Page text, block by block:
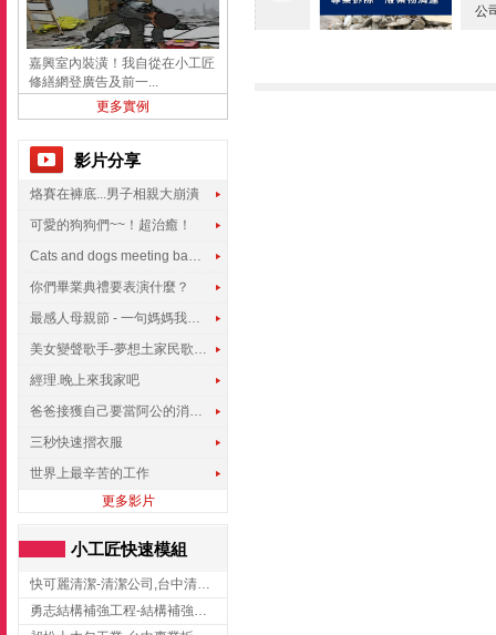
嘉興室內裝潢！我自從在小工匠
修繕網登廣告及前一...
更多實例
影片分享
烙賽在褲底...男子相親大崩潰
可愛的狗狗們~~！超治癒！
Cats and dogs meeting babies for the first time
你們畢業典禮要表演什麼？
最感人母親節 - 一句媽媽我愛你
美女變聲歌手-夢想土家民歌傳遍世界
經理.晚上來我家吧
爸爸接獲自己要當阿公的消息，反應史上最可愛!!!
三秒快速摺衣服
世界上最辛苦的工作
更多影片
小工匠快速模組
快可麗清潔-清潔公司,台中清潔公司,台中居家清潔
勇志結構補強工程-結構補強工程 ,桃園結構補強工程,龍潭結構補強工程
公